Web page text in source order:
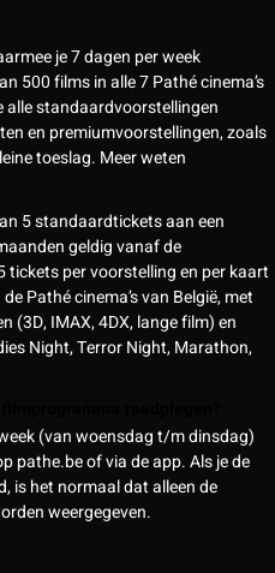
je 7 dagen per week
500 films in alle 7 Pathé cinema’s
alle standaardvoorstellingen
en premiumvoorstellingen, zoals
toeslag. Meer weten
5 standaardtickets aan een
geldig vanaf de
per voorstelling en per kaart
Pathé cinema’s van België, met
(3D, IMAX, 4DX, lange film) en
Night, Terror Night, Marathon,
(van woensdag t/m dinsdag)
pathe.be of via de app. Als je de
is het normaal dat alleen de
weergegeven.